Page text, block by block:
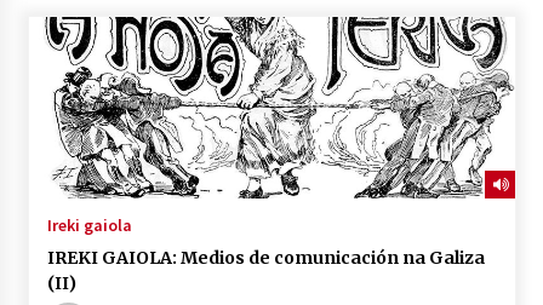
Ireki gaiola
IREKI GAIOLA: Medios de comunicación na Galiza
(II)